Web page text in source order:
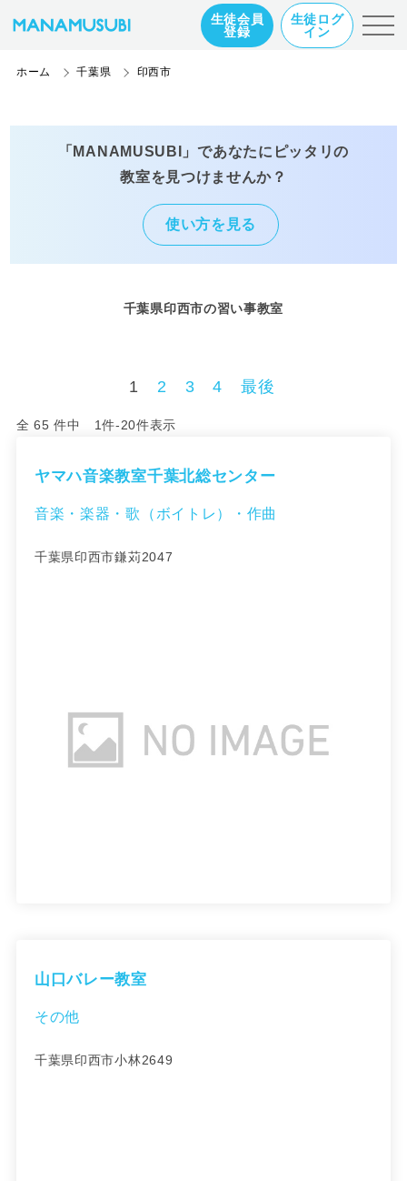
生徒会員
登録
生徒ログ
イン
ホーム 千葉県 印西市
「MANAMUSUBI」であなたにピッタリの
教室を見つけませんか？
使い方を見る
千葉県印西市の習い事教室
1 2 3 4 最後
全 65 件中 1件-20件表示
ヤマハ音楽教室千葉北総センター
音楽・楽器・歌（ボイトレ）・作曲
千葉県印西市鎌苅2047
山口バレー教室
その他
千葉県印西市小林2649